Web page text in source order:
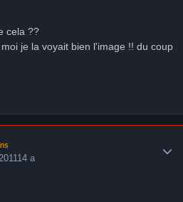
cela ??
je la voyait bien l'image !! du coup
14 a